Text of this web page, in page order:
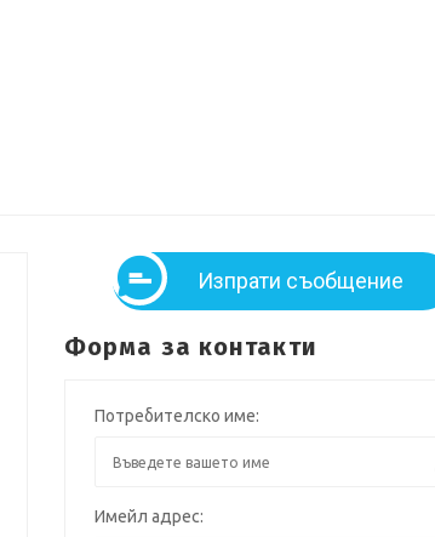
Изпрати съобщение
Форма за контакти
Потребителско име:
Имейл адрес: